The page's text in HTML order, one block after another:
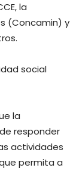
la
(Concamin) y
social
la
responder
actividades
permita a